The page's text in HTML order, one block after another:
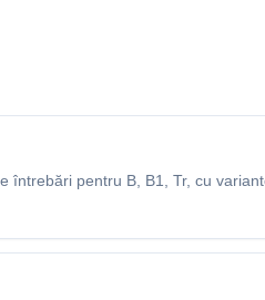
întrebări pentru B, B1, Tr, cu